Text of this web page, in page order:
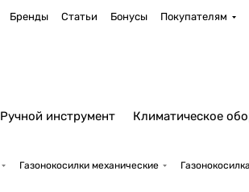
Бренды Статьи Бонусы Покупателям
Ручной инструмент Климатическое
Газонокосилки механические